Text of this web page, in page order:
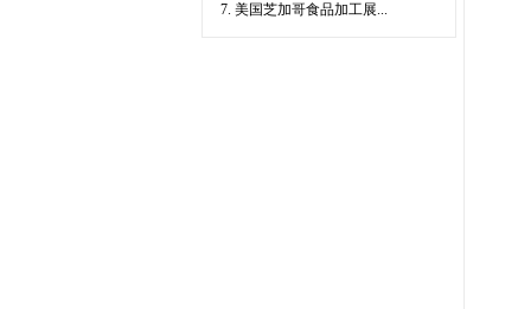
7. 美国芝加哥食品加工展...